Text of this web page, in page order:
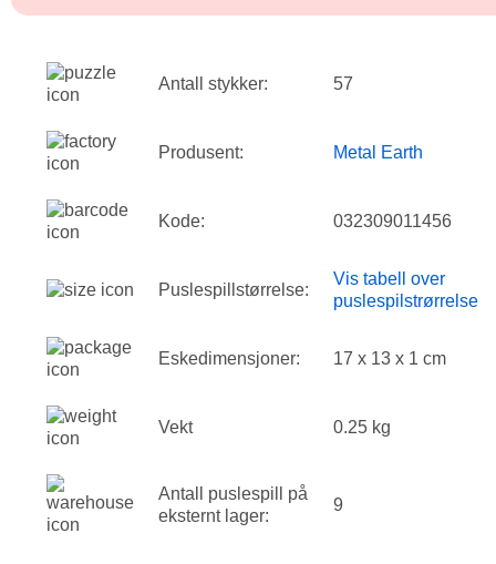
Antall stykker: 57
Produsent: Metal Earth
Kode: 032309011456
Puslespillstørrelse:
Vis tabell over
puslespilstrørrelse
Eskedimensjoner: 17 x 13 x 1 cm
Vekt 0.25 kg
Antall puslespill på
eksternt lager:
9